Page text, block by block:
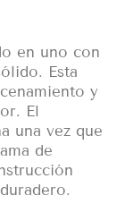
en uno con
Esta
y
El
una vez que
de